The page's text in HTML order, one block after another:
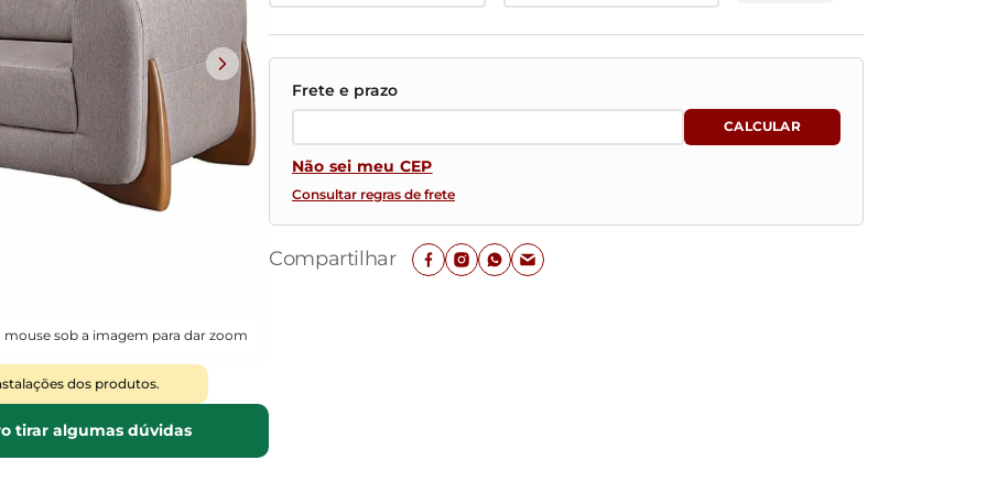
Baú Organizador
Ver todos
mouse sob a imagem para dar zoom
dos produtos.
tirar algumas dúvidas
Não sei meu CEP
Consultar regras de frete
Compartilhar